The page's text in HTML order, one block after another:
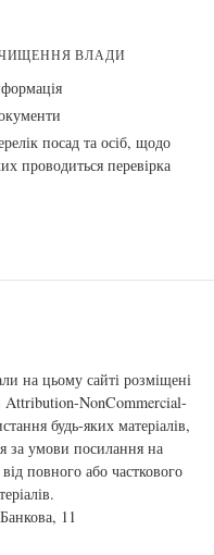
ВЛАДИ
посад та осіб, щодо
проводиться перевірка
на цьому сайті розміщені
Attribution-NonCommercial-
будь-яких матеріалів,
за умови посилання на
повного або часткового
11